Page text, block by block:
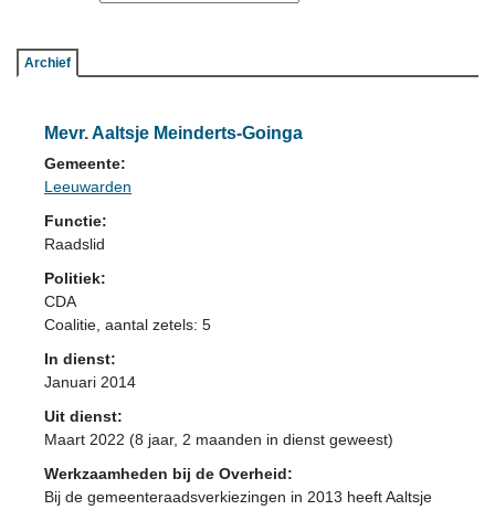
Archief
Mevr. Aaltsje Meinderts-Goinga
Gemeente:
Leeuwarden
Functie:
Raadslid
Politiek:
CDA
Coalitie , aantal zetels: 5
In dienst:
Januari 2014
Uit dienst:
Maart 2022 (8 jaar, 2 maanden in dienst geweest)
Werkzaamheden bij de Overheid:
Bij de gemeenteraadsverkiezingen in 2013 heeft Aaltsje